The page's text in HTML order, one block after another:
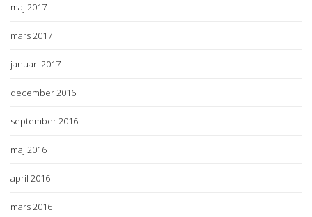
maj 2017
mars 2017
januari 2017
december 2016
september 2016
maj 2016
april 2016
mars 2016